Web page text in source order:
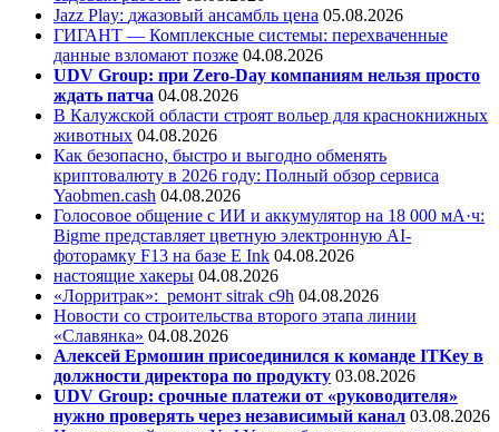
Jazz Play: джазовый ансамбль цена 05.08.2026
ГИГАНТ — Комплексные системы: перехваченные
данные взломают позже 04.08.2026
UDV Group: при Zero-Day компаниям нельзя просто
ждать патча 04.08.2026
В Калужской области строят вольер для краснокнижных
животных 04.08.2026
Как безопасно, быстро и выгодно обменять
криптовалюту в 2026 году: Полный обзор сервиса
Yaobmen.cash 04.08.2026
Голосовое общение с ИИ и аккумулятор на 18 000 мА·ч:
Bigme представляет цветную электронную AI-
фоторамку F13 на базе E Ink 04.08.2026
настоящие хакеры 04.08.2026
«Лорритрак»: ремонт sitrak c9h 04.08.2026
Новости со строительства второго этапа линии
«Славянка» 04.08.2026
Алексей Ермошин присоединился к команде ITKey в
должности директора по продукту 03.08.2026
UDV Group: срочные платежи от «руководителя»
нужно проверять через независимый канал 03.08.2026